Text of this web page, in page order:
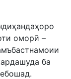
оморӣ –
ба